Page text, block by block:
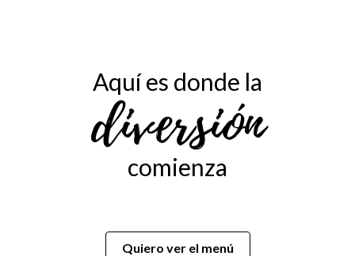
El Patio by Woods | Retro & Vintage Bar - Matagalpa
Aquí es donde la
diversión
comienza
Menú y delivery
Quiero ver el menú